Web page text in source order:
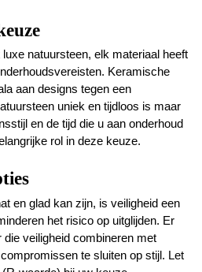
natuursteen, elk materiaal heeft
Keramische
aan designs tegen een
uniek en tijdloos is maar
en de tijd die u aan onderhoud
rol in deze keuze.
en glad kan zijn, is veiligheid een
het risico op uitglijden. Er
veiligheid combineren met
te sluiten op stijl. Let